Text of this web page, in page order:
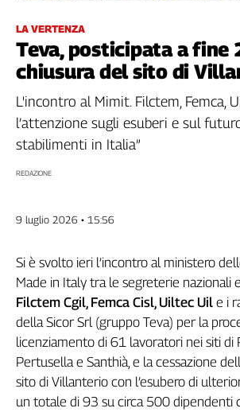
Categorie
Filcams
Filctem
Fillea
Filt
Fisac
Flc
Nidil
Slc
Spi
Inca
Caaf
Speciali
G8
LA VERTENZA
Teva, posticipata a fine
chiusura del sito di
L'incontro al Mimit. Filctem, Femca,
l’attenzione sugli esuberi e sul
stabilimenti in Italia”
REDAZIONE
9 luglio 2026 • 15:56
Si è svolto ieri l’incontro al ministero
Made in Italy tra le segreterie nazionali
Filctem Cgil, Femca Cisl, Uiltec Uil e i
della Sicor Srl (gruppo Teva) per la
licenziamento di 61 lavoratori nei siti di
Pertusella e Santhià, e la cessazione
sito di Villanterio con l’esubero di
un totale di 93 su circa 500 dipendenti